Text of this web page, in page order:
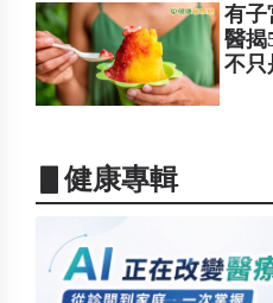
有子
醫
不只
▋健康專輯